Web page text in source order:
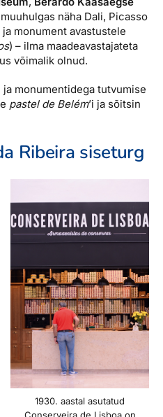
näha Dali, Picasso
monument avastustele
) – ilma maadeavastajateta
võimalik olnud.
monumentidega tutvumise
pastel de Belém’i ja sõitsin
Ribeira siseturg
1930. aastal asutatud
Conserveira de Lisboa on